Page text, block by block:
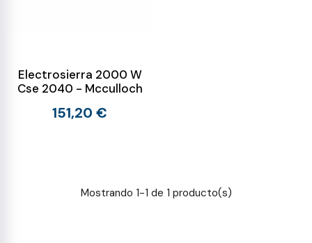
Electrosierra 2000 W
Cse 2040 - Mcculloch
151,20 €
Mostrando 1-1 de 1 producto(s)